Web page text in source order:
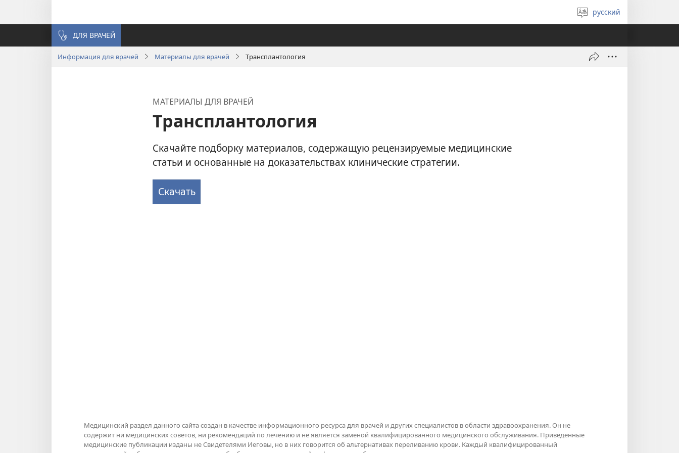
Выберите
язык
русский
ДЛЯ ВРАЧЕЙ
Информация для врачей Материалы для врачей Трансплантология
МАТЕРИАЛЫ ДЛЯ ВРАЧЕЙ
Трансплантология
Скачайте подборку материалов, содержащую рецензируемые медицинские
статьи и основанные на доказательствах клинические стратегии.
Скачать
Медицинский раздел данного сайта создан в качестве информационного ресурса для врачей и других специалистов в области здравоохранения. Он не
содержит ни медицинских советов, ни рекомендаций по лечению и не является заменой квалифицированного медицинского обслуживания. Приведенные
медицинские публикации изданы не Свидетелями Иеговы, но в них говорится об альтернативах переливанию крови. Каждый квалифицированный